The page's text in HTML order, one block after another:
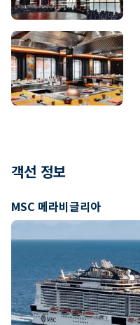
객선 정보
MSC 메라비글리아